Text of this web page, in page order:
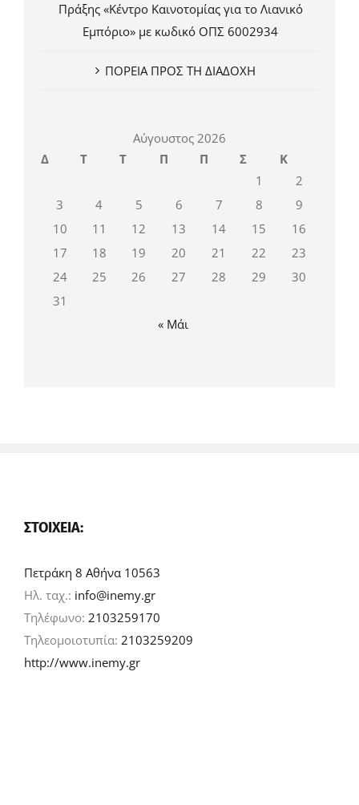
Πράξης «Κέντρο Καινοτομίας για το Λιανικό
Εμπόριο» με κωδικό ΟΠΣ 6002934
ΠΟΡΕΙΑ ΠΡΟΣ ΤΗ ΔΙΑΔΟΧΗ
Αύγουστος 2026
Δ
Τ Τ Π Π Σ
Κ
1
2
3
4 5 6 7 8
9
10
11 12 13 14 15
16
17
18 19 20 21 22
23
24
25 26 27 28 29
30
31
« Μάι
ΣΤΟΙΧΕΊΑ:
Πετράκη 8 Αθήνα 10563
Ηλ. ταχ.: info@inemy.gr
Τηλέφωνο: 2103259170
Τηλεομοιοτυπία: 2103259209
http://www.inemy.gr